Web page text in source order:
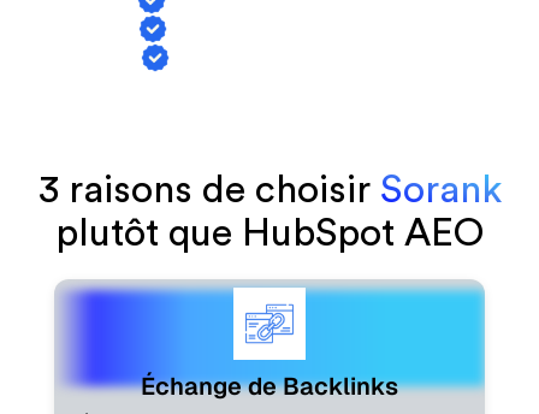
Génération d'articles
3 raisons de choisir Sorank
plutôt que HubSpot AEO
Échange de Backlinks